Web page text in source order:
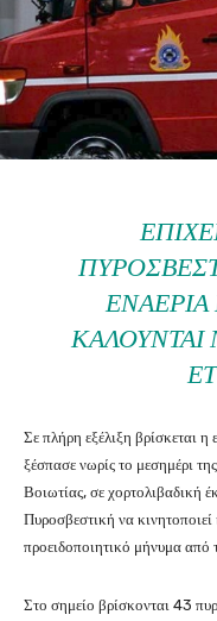
Σε πλήρη εξέλιξη βρίσκεται
ξέσπασε νωρίς το μεσημέρι
Βοιωτίας, σε χορτολιβαδική
Πυροσβεστική να κινητοποιεί
προειδοποιητικό μήνυμα από
Στο σημείο βρίσκονται 43